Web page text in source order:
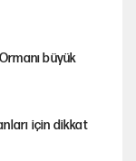
büyük
için dikkat